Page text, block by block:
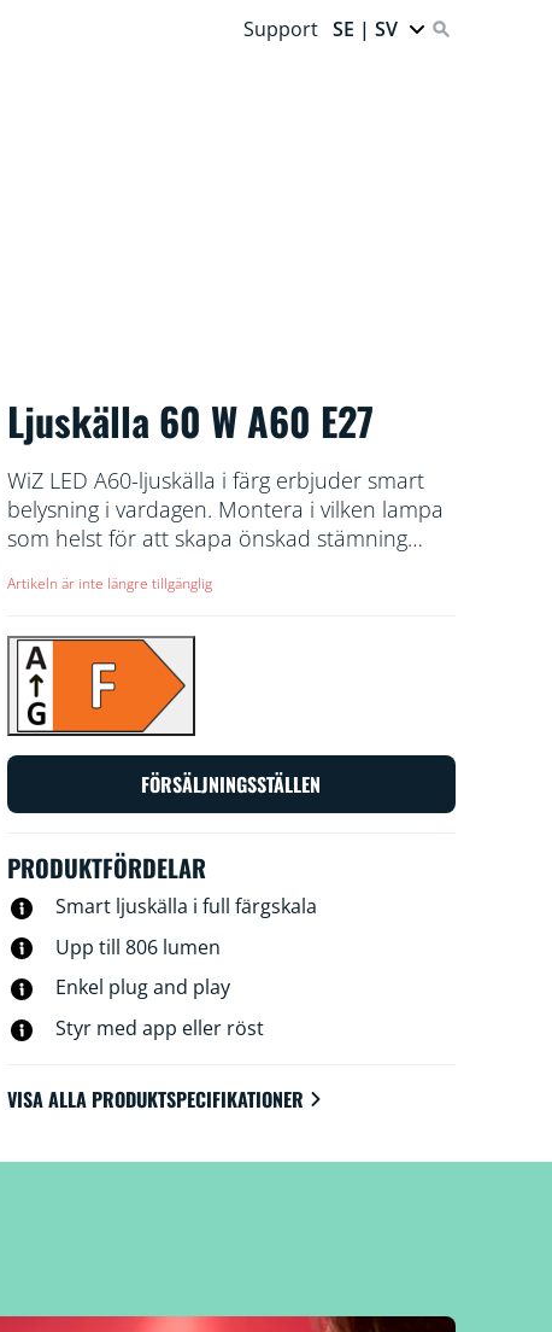
Support SE | SV
Ljuskälla 60 W A60 E27
WiZ LED A60-ljuskälla i färg erbjuder smart
belysning i vardagen. Montera i vilken lampa
som helst för att skapa önskad stämning
varmvitt eller kallvitt ljus. Du kan ställa in
ljuskällorna enligt dina dagliga eller veckovisa
rutiner. Du kan också styra ljuskällorna med
hjälp av din smartphone eller din röst,
alternativt via fjärråtkomst om du inte är
hemma. WiZ-ljuskällorna ansluter till din
befintliga Wi-Fi-router, ingen ytterligare enhet
Artikeln är inte längre tillgänglig
FÖRSÄLJNINGSSTÄLLEN
PRODUKTFÖRDELAR
Smart ljuskälla i full färgskala
Upp till 806 lumen
Enkel plug and play
Styr med app eller röst
VISA ALLA PRODUKTSPECIFIKATIONER